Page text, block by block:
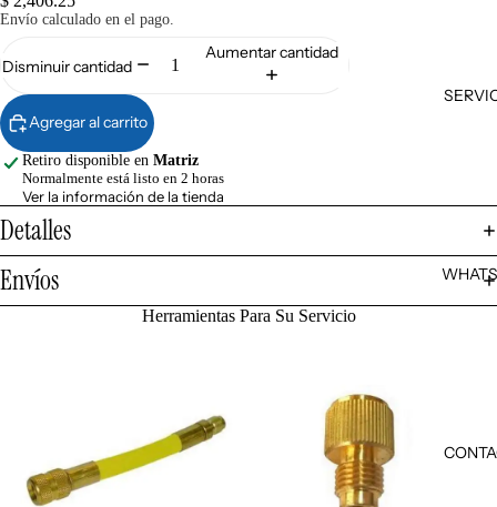
Envío calculado en el pago.
Disminuir cantidad
Aumentar cantidad
Agregar al carrito
Retiro disponible en Matriz
Normalmente está listo en 2 horas
Ver la información de la tienda
Detalles
Envíos
Herramientas Para Su Servicio